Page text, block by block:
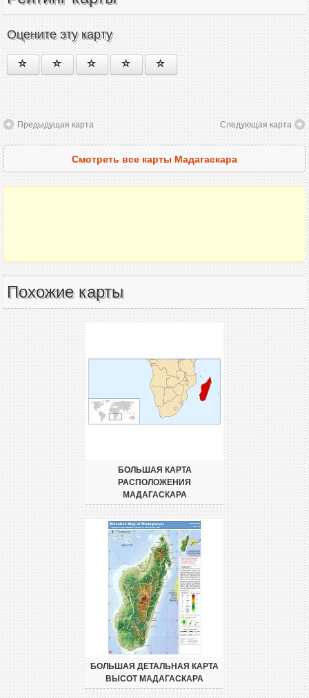
Оцените эту карту
Предыдущая карта Следующая карта
Смотреть все карты Мадагаскара
Похожие карты
БОЛЬШАЯ КАРТА
РАСПОЛОЖЕНИЯ
МАДАГАСКАРА
БОЛЬШАЯ ДЕТАЛЬНАЯ КАРТА
ВЫСОТ МАДАГАСКАРА